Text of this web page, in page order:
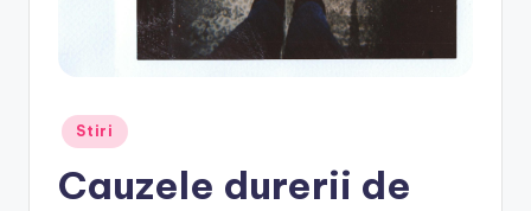
Posted
in
Stiri
Cauzele durerii de